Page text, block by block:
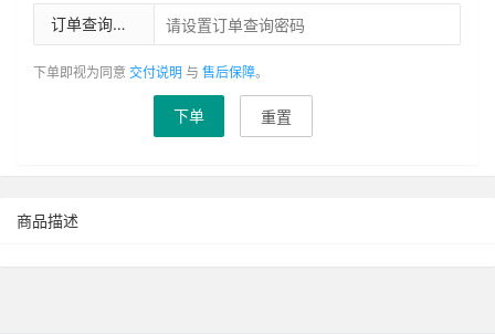
订单查询密码
下单即视为同意 交付说明 与 售后保障。
下单 重置
商品描述